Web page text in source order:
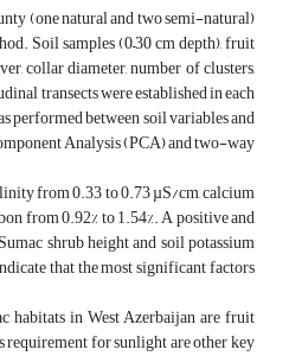
(one natural and two semi-natural)
Soil samples (0–30 cm depth), fruit
collar diameter, number of clusters,
transects were established in each
performed between soil variables and
Analysis (PCA) and two-way
from 0.33 to 0.73 µS/cm, calcium
from 0.92% to 1.54%. A positive and
shrub height and soil potassium
that the most significant factors
habitats in West Azerbaijan are fruit
requirement for sunlight are other key